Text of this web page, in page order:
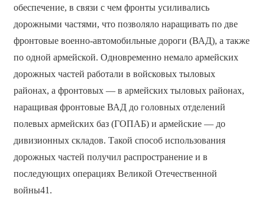
обеспечение, в связи с чем фронты усиливались
дорожными частями, что позволяло наращивать по две
фронтовые военно-автомобильные дороги (ВАД), а также
по одной армейской. Одновременно немало армейских
дорожных частей работали в войсковых тыловых
районах, а фронтовых — в армейских тыловых районах,
наращивая фронтовые ВАД до головных отделений
полевых армейских баз (ГОПАБ) и армейские — до
дивизионных складов. Такой способ использования
дорожных частей получил распространение и в
последующих операциях Великой Отечественной
войны41.